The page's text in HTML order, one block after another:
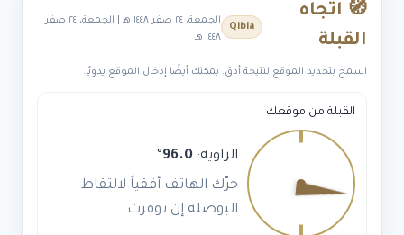
🧭 اتجاه
القبلة
Qibla
الجمعة، ٢٤ صفر ١٤٤٨ هـ | الجمعة، ٢٤ صفر
١٤٤٨ هـ
اسمح بتحديد الموقع لنتيجة أدق. يمكنك أيضًا إدخال الموقع يدويًا.
القبلة من موقعك
الزاوية: 96.0
°
حرّك الهاتف أفقياً لالتقاط
البوصلة إن توفرت.